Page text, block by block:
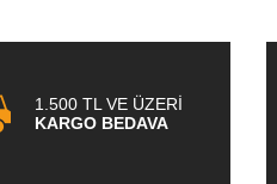
1.500 TL VE ÜZERİ
KARGO BEDAVA